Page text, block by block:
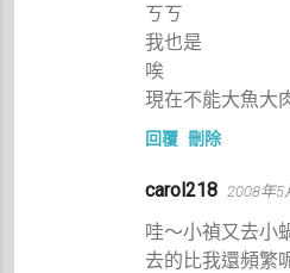
ㄎㄎ
我也是
唉
現在不能大魚大
回覆 刪除
carol218 2008年5
哇～小禎又去小
去的比我還頻繁